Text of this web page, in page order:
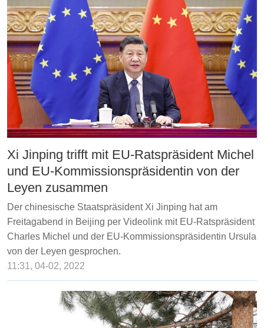
Xi Jinping trifft mit EU-Ratspräsident Michel
und EU-Kommissionspräsidentin von der
Leyen zusammen
Der chinesische Staatspräsident Xi Jinping hat am
Freitagabend in Beijing per Videolink mit EU-Ratspräsident
Charles Michel und der EU-Kommissionspräsidentin Ursula
von der Leyen gesprochen.
11:31, 04-02, 2022